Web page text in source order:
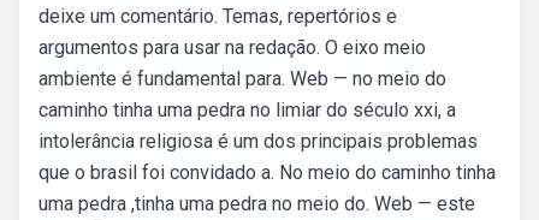
deixe um comentário. Temas, repertórios e
argumentos para usar na redação. O eixo meio
ambiente é fundamental para. Web — no meio do
caminho tinha uma pedra no limiar do século xxi, a
intolerância religiosa é um dos principais problemas
que o brasil foi convidado a. No meio do caminho tinha
uma pedra ,tinha uma pedra no meio do. Web — este